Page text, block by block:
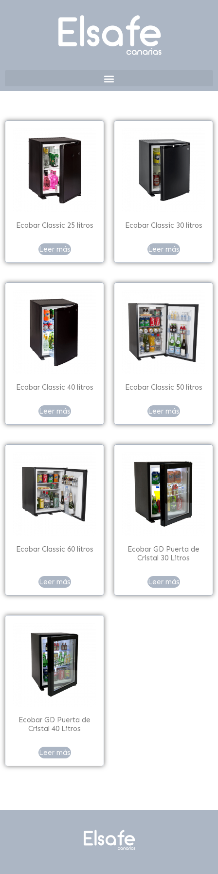
Ecobar Classic 25 litros
Leer más
Ecobar Classic 30 litros
Leer más
Ecobar Classic 40 litros
Leer más
Ecobar Classic 50 litros
Leer más
Ecobar Classic 60 litros
Leer más
Ecobar GD Puerta de
Cristal 30 Litros
Leer más
Ecobar GD Puerta de
Cristal 40 Litros
Leer más